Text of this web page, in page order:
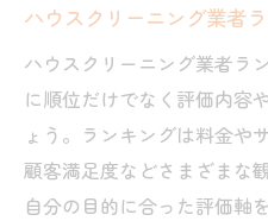
の選び方
住環境に最適な
ポイント
ハウスクリーニ
現する方法
ハウスクリーニング業者
ハウスクリーニング業者ラ
に順位だけでなく評価内容
ょう。ランキングは料金や
顧客満足度などさまざまな
自分の目的に合った評価軸